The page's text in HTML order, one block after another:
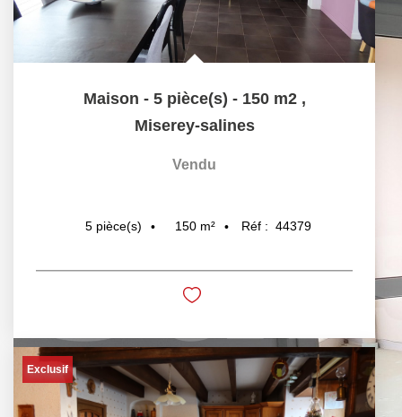
Maison - 5 pièce(s) - 150 m2 ,
Miserey-salines
Vendu
5 pièce(s) 150 m² Réf : 44379
Exclusif